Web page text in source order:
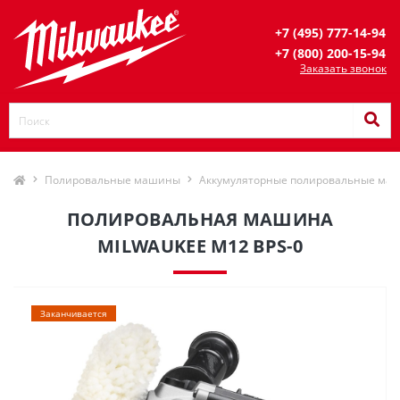
+7 (495) 777-14-94
+7 (800) 200-15-94
Заказать звонок
Полировальные машины Аккумуляторные полировальные
ПОЛИРОВАЛЬНАЯ МАШИНА
MILWAUKEE М12 BPS-0
Заканчивается